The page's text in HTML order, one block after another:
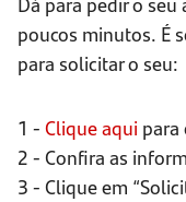
poucos minutos. É
para solicitar o seu:
1 - Clique aqui para
2 - Confira as
3 - Clique em